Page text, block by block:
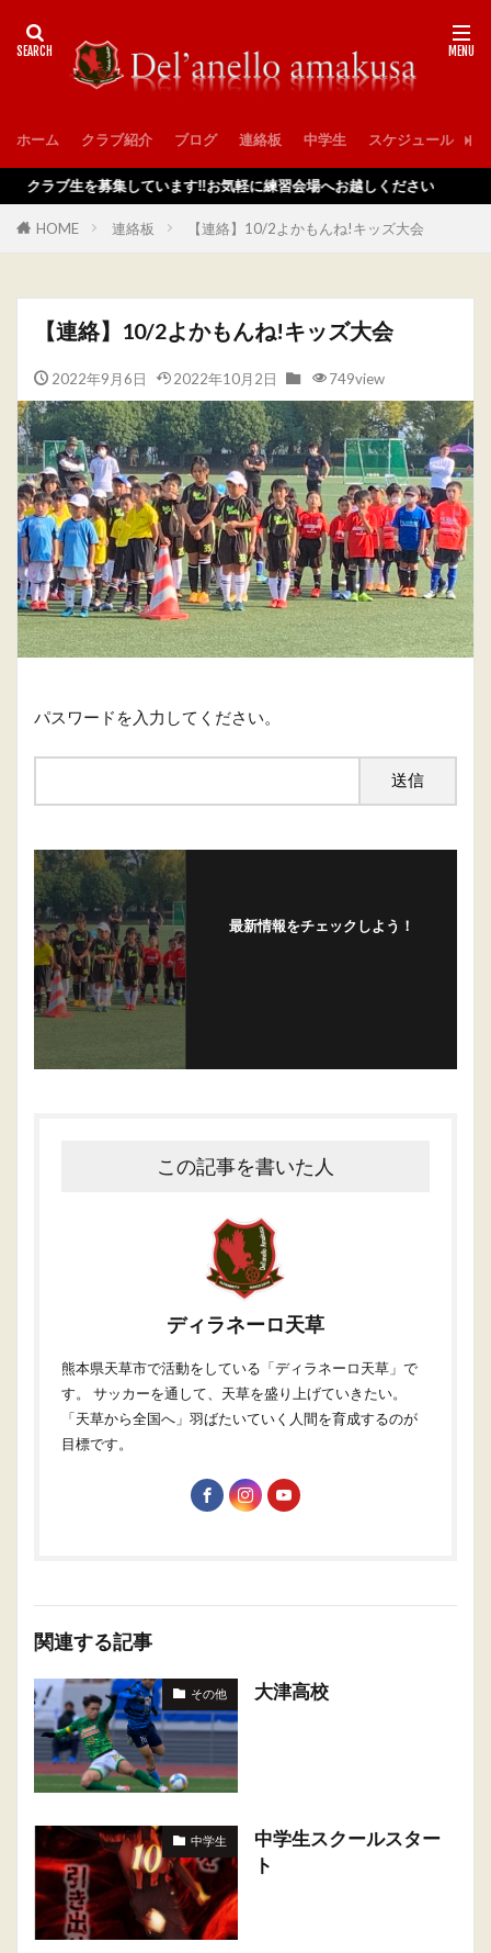
ホーム クラブ紹介 ブログ 連絡板 中学生 スケジュール
ブ生を募集しています‼️お気軽に練習会場へお越しください
HOME 連絡板 【連絡】10/2よかもんね!キッズ大会
【連絡】10/2よかもんね!キッズ大会
2022年9月6日 2022年10月2日 749view
パスワードを入力してください。
最新情報をチェックしよう！
この記事を書いた人
ディラネーロ天草
熊本県天草市で活動をしている「ディラネーロ天草」で
す。 サッカーを通して、天草を盛り上げていきたい。
「天草から全国へ」羽ばたいていく人間を育成するのが
目標です。
関連する記事
その他 大津高校
中学生
中学生スクールスター
ト